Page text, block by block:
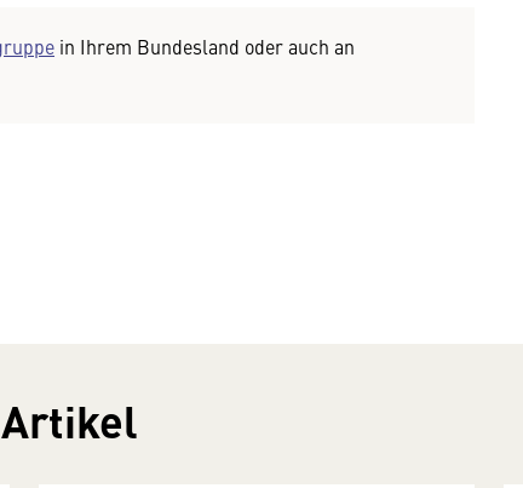
in Ihrem Bundesland oder auch an